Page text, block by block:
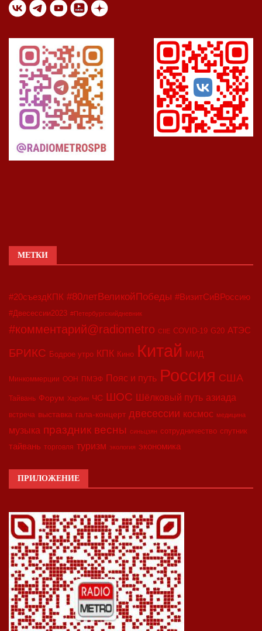
МЕТКИ
#20съездКПК #80летВеликойПобеды #ВизитСиВРоссию
#Двесессии2023 #Петербургскийдневник
#комментарий@radiometro CIIE COVID-19 G20 АТЭС
БРИКС Бодрое утро КПК Кино Китай МИД
Минкоммерции ООН ПМЭФ Пояс и путь Россия США
Тайвань Форум Харбин ЧС ШОС Шёлковый путь азиада
встреча выставка гала-концерт двесессии космос медицина
музыка праздник весны синьцзян сотрудничество спутник
тайвань торговля туризм экология экономика
ПРИЛОЖЕНИЕ